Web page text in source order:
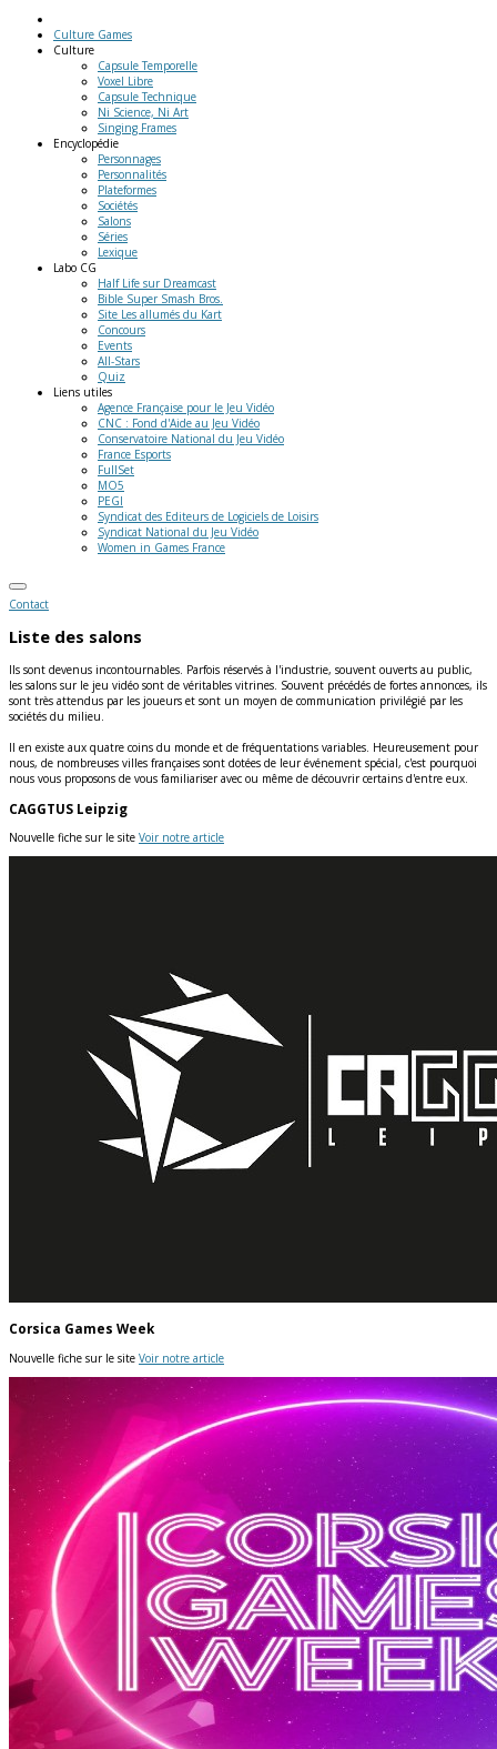
Culture Games
Culture
Capsule Temporelle
Voxel Libre
Capsule Technique
Ni Science, Ni Art
Singing Frames
Encyclopédie
Personnages
Personnalités
Plateformes
Sociétés
Salons
Séries
Lexique
Labo CG
Half Life sur Dreamcast
Bible Super Smash Bros.
Site Les allumés du Kart
Concours
Events
All-Stars
Quiz
Liens utiles
Agence Française pour le Jeu Vidéo
CNC : Fond d'Aide au Jeu Vidéo
Conservatoire National du Jeu Vidéo
France Esports
FullSet
MO5
PEGI
Syndicat des Editeurs de Logiciels de Loisirs
Syndicat National du Jeu Vidéo
Women in Games France
Contact
Liste des salons
Ils sont devenus incontournables. Parfois réservés à l'industrie, souvent ouverts au public,
les salons sur le jeu vidéo sont de véritables vitrines. Souvent précédés de fortes annonces, ils
sont très attendus par les joueurs et sont un moyen de communication privilégié par les
sociétés du milieu.
Il en existe aux quatre coins du monde et de fréquentations variables. Heureusement pour
nous, de nombreuses villes françaises sont dotées de leur événement spécial, c'est pourquoi
nous vous proposons de vous familiariser avec ou même de découvrir certains d'entre eux.
CAGGTUS Leipzig
Nouvelle fiche sur le site Voir notre article
Corsica Games Week
Nouvelle fiche sur le site Voir notre article